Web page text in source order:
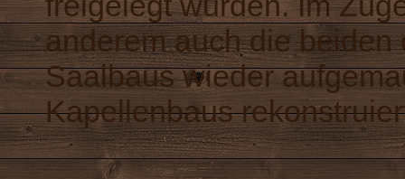
anderem auch die
Saalbaus wieder
Kapellenbaus